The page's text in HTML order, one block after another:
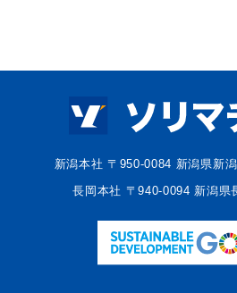
新潟本社 〒950-0084 新潟県新
長岡本社 〒940-0094 新潟県